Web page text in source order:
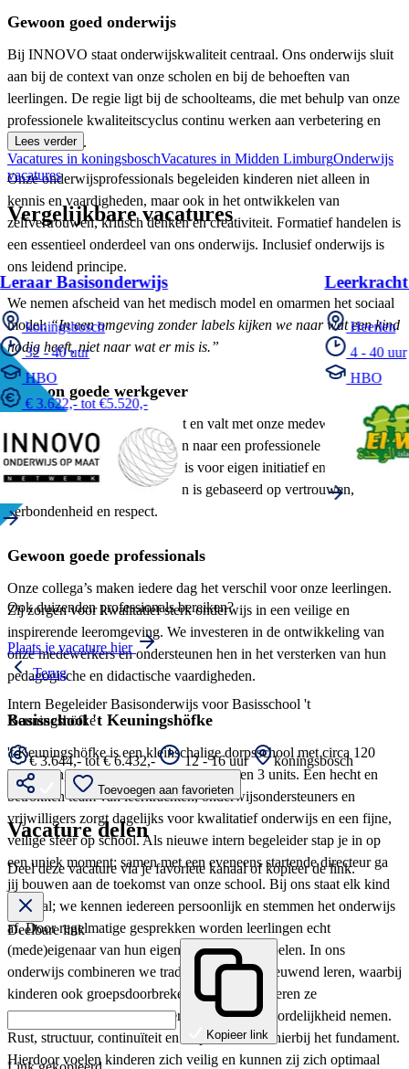
Gewoon goed onderwijs
Bij INNOVO staat onderwijskwaliteit centraal. Ons onderwijs sluit
aan bij de context van onze scholen en bij de behoeften van
leerlingen. De regie ligt bij de schoolteams, die met behulp van onze
professionele kwaliteitscyclus continu werken aan verbetering en
ontwikkeling.
Onze onderwijsprofessionals begeleiden kinderen niet alleen in
kennis en vaardigheden, maar ook in het ontwikkelen van
zelfvertrouwen, kritisch denken en creativiteit. Formatief handelen is
een essentieel onderdeel van ons onderwijs. Inclusief onderwijs is
ons leidend principe.
We nemen afscheid van het medisch model en omarmen het sociaal
model:“In een omgeving zonder labels kijken we naar wat een kind
nodig heeft, niet naar wat er mis is.”
Gewoon goede werkgever
Het succes van INNOVO staat en valt met onze medewerkers.
Iedereen doet ertoe. Wij streven naar een professionele
werkomgeving, waarin ruimte is voor eigen initiatief en leiderschap.
Onze manier van samenwerken is gebaseerd op vertrouwen,
verbondenheid en respect.
Gewoon goede professionals
Onze collega’s maken iedere dag het verschil voor onze leerlingen.
Zij zorgen voor kwalitatief sterk onderwijs in een veilige en
inspirerende leeromgeving. We investeren in de ontwikkeling van
onze medewerkers en ondersteunen hen in het versterken van hun
pedagogische en didactische vaardigheden.
Basisschool 't Keuningshöfke
't Keuningshöfke is een kleinschalige dorpsschool met circa 120
leerlingen, verdeeld over 5 groepen binnen 3 units. Een hecht en
betrokken team van leerkrachten, onderwijsondersteuners en
vrijwilligers zorgt dagelijks voor kwalitatief onderwijs en een fijne,
veilige sfeer op school. Als nieuwe intern begeleider stap je in op
een uniek moment: samen met een eveneens startende directeur ga
jij bouwen aan de toekomst van onze school. Bij ons staat elk kind
centraal; we kennen iedereen persoonlijk en stemmen het onderwijs
af. Door regelmatige gesprekken worden leerlingen echt
(mede)eigenaar van hun eigen leerproces en doelen. In ons
onderwijs combineren we traditioneel en vernieuwend leren, waarbij
kinderen ook groepsdoorbrekend werken. Zo leren ze
samenwerken, zelfstandig werken en verantwoordelijkheid nemen.
Rust, structuur, continuïteit en respect vormen hierbij het fundament.
Hierdoor voelen kinderen zich veilig en kunnen zij zich optimaal
Lees verder
Vacatures in koningsboschVacatures in Midden LimburgOnderwijs
vacatures
Vergelijkbare vacatures
Leraar Basisonderwijs
koningsbosch
32 - 40 uur
HBO
€ 3.622,- tot €5.520,-
Heerlen
4 - 40 uur
HBO
Ook duizenden professionals bereiken?
Plaats je vacature hier
Terug
Intern Begeleider Basisonderwijs voor Basisschool 't
Keuningshöfke
€ 3.644,- tot € 6.432,- 12 - 16 uur koningsbosch
Toevoegen aan favorieten
Vacature delen
Deel deze vacature via je favoriete kanaal of kopieer de link.
Deelbare link
Kopieer link